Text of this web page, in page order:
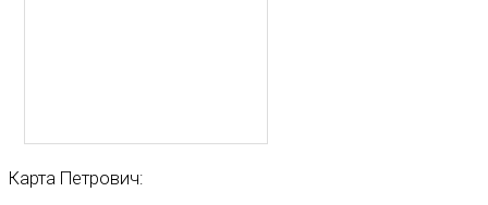
Карта Петрович: